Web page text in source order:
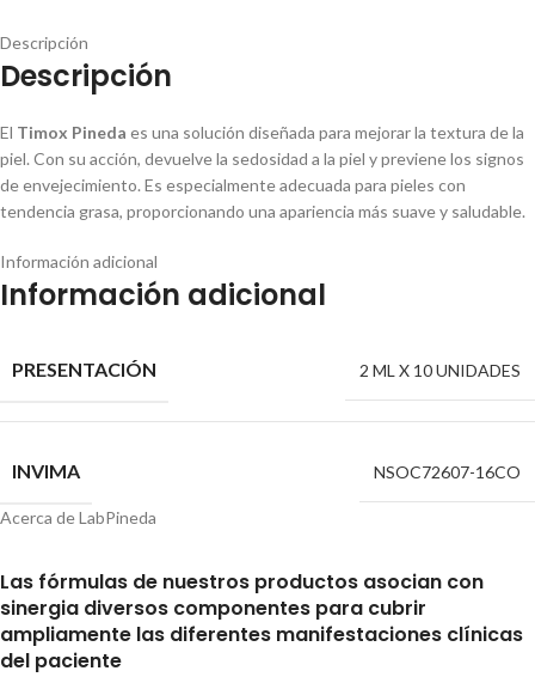
Descripción
Descripción
El Timox Pineda es una solución diseñada para mejorar la textura de la
piel. Con su acción, devuelve la sedosidad a la piel y previene los signos
de envejecimiento. Es especialmente adecuada para pieles con
tendencia grasa, proporcionando una apariencia más suave y saludable.
Información adicional
Información adicional
PRESENTACIÓN 2 ML X 10 UNIDADES
INVIMA NSOC72607-16CO
Acerca de LabPineda
Las fórmulas de nuestros productos asocian con
sinergia diversos componentes para cubrir
ampliamente las diferentes manifestaciones clínicas
del paciente